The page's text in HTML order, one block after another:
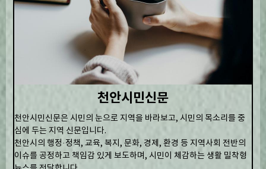
천안시민신문
천안시민신문은 시민의 눈으로 지역을 바라보고, 시민의 목소리를 중
심에 두는 지역 신문입니다.
천안시의 행정·정책, 교육, 복지, 문화, 경제, 환경 등 지역사회 전반의
이슈를 공정하고 책임감 있게 보도하며, 시민이 체감하는 생활 밀착형